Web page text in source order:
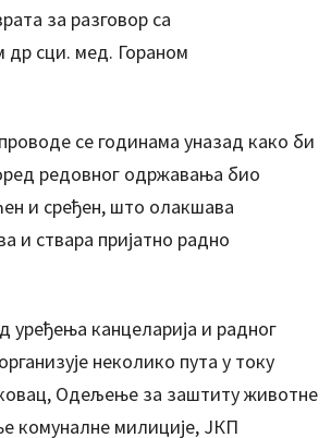
за разговор са
др сци. мед. Гораном
се годинама уназад како би
редовног одржавања био
и сређен, што олакшава
и ствара пријатно радно
уређења канцеларија и радног
неколико пута у току
Одељење за заштиту животне
комуналне милиције, ЈКП